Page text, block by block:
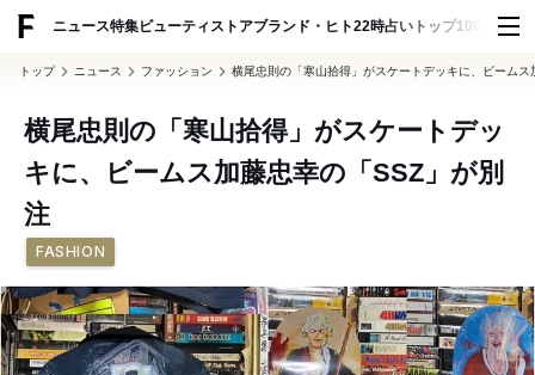
ニュース特集ビューティ ストアブランド・ヒト22時占い トップ100 スナッ
トップ ニュース ファッション 横尾忠則の「寒山拾得」がスケートデッキに、ビーム
横尾忠則の「寒山拾得」がスケートデッ
キに、ビームス加藤忠幸の「SSZ」が別
注
FASHION